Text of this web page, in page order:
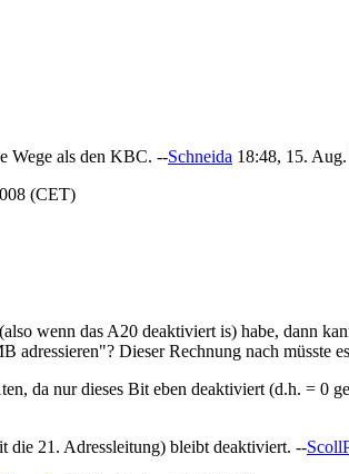
Wege als den KBC. --Schneida 18:48, 15.
(CET)
wenn das A20 deaktiviert is) habe, dann
Dieser Rechnung nach müsste
da nur dieses Bit eben deaktiviert (d.h. = 0
die 21. Adressleitung) bleibt deaktiviert. --